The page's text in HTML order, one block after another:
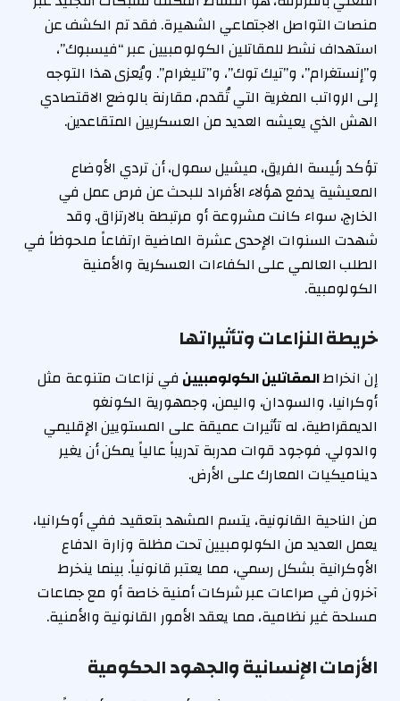
منصات التواصل الاجتماعي الشهيرة. فقد تم الكشف عن
استهداف نشط للمقاتلين الكولومبيين عبر “فيسبوك”،
و”إنستغرام”، و”تيك توك”، و”تليغرام”. ويُعزى هذا التوجه
إلى الرواتب المغرية التي تُقدم، مقارنة بالوضع الاقتصادي
الهش الذي يعيشه العديد من العسكريين المتقاعدين.
تؤكد رئيسة الفريق، ميشيل سمول، أن تردي الأوضاع
المعيشية يدفع هؤلاء الأفراد للبحث عن فرص عمل في
الخارج، سواء كانت مشروعة أو مرتبطة بالارتزاق. وقد
شهدت السنوات الإحدى عشرة الماضية ارتفاعاً ملحوظاً في
الطلب العالمي على الكفاءات العسكرية والأمنية
الكولومبية.
خريطة النزاعات وتأثيراتها
إن انخراطالمقاتلين الكولومبيين في نزاعات متنوعة مثل
أوكرانيا، والسودان، واليمن، وجمهورية الكونغو
الديمقراطية، له تأثيرات عميقة على المستويين الإقليمي
والدولي. فوجود قوات مدربة تدريباً عالياً يمكن أن يغير
ديناميكيات المعارك على الأرض.
من الناحية القانونية، يتسم المشهد بتعقيد. ففي أوكرانيا،
يعمل العديد من الكولومبيين تحت مظلة وزارة الدفاع
الأوكرانية بشكل رسمي، مما يعتبر قانونياً. بينما ينخرط
آخرون في صراعات عبر شركات أمنية خاصة أو مع جماعات
مسلحة غير نظامية، مما يعقد الأمور القانونية والأمنية.
الأزمات الإنسانية والجهود الحكومية